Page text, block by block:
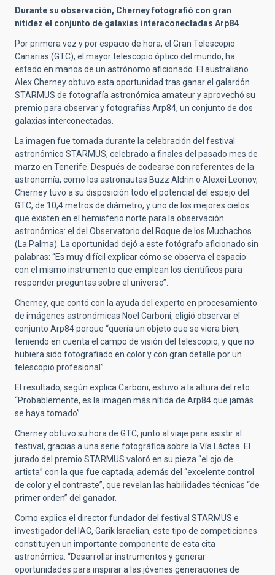
Durante su observación, Cherney fotografió con gran
nitidez el conjunto de galaxias interaconectadas Arp84
Por primera vez y por espacio de hora, el Gran Telescopio
Canarias (GTC), el mayor telescopio óptico del mundo, ha
estado en manos de un astrónomo aficionado. El australiano
Alex Cherney obtuvo esta oportunidad tras ganar el galardón
STARMUS de fotografía astronómica amateur y aprovechó su
premio para observar y fotografías Arp84, un conjunto de dos
galaxias interconectadas.
La imagen fue tomada durante la celebración del festival
astronómico STARMUS, celebrado a finales del pasado mes de
marzo en Tenerife. Después de codearse con referentes de la
astronomía, como los astronautas Buzz Aldrin o Alexei Leonov,
Cherney tuvo a su disposición todo el potencial del espejo del
GTC, de 10,4 metros de diámetro, y uno de los mejores cielos
que existen en el hemisferio norte para la observación
astronómica: el del Observatorio del Roque de los Muchachos
(La Palma). La oportunidad dejó a este fotógrafo aficionado sin
palabras: “Es muy difícil explicar cómo se observa el espacio
con el mismo instrumento que emplean los científicos para
responder preguntas sobre el universo”.
Cherney, que contó con la ayuda del experto en procesamiento
de imágenes astronómicas Noel Carboni, eligió observar el
conjunto Arp84 porque “quería un objeto que se viera bien,
teniendo en cuenta el campo de visión del telescopio, y que no
hubiera sido fotografiado en color y con gran detalle por un
telescopio profesional”.
El resultado, según explica Carboni, estuvo a la altura del reto:
“Probablemente, es la imagen más nítida de Arp84 que jamás
se haya tomado”.
Cherney obtuvo su hora de GTC, junto al viaje para asistir al
festival, gracias a una serie fotográfica sobre la Vía Láctea. El
jurado del premio STARMUS valoró en su pieza “el ojo de
artista” con la que fue captada, además del “excelente control
de color y el contraste”, que revelan las habilidades técnicas “de
primer orden” del ganador.
Como explica el director fundador del festival STARMUS e
investigador del IAC, Garik Israelian, este tipo de competiciones
constituyen un importante componente de esta cita
astronómica. “Desarrollar instrumentos y generar
oportunidades para inspirar a las jóvenes generaciones de